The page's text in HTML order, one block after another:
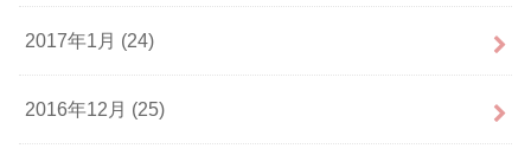
2017年1月 (24)
2016年12月 (25)